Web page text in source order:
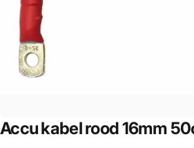
Accukabelrood16mm